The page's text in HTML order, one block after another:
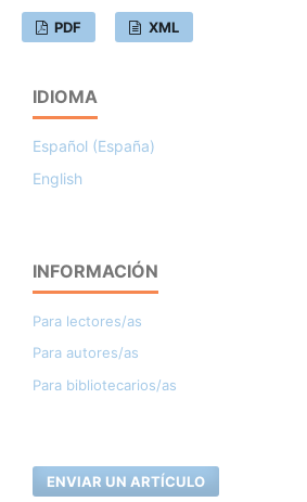
PDF XML
IDIOMA
Español (España)
English
INFORMACIÓN
Para lectores/as
Para autores/as
Para bibliotecarios/as
ENVIAR UN ARTÍCULO